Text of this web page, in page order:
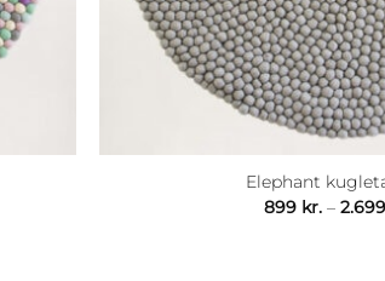
Elephant
899 kr. – 2.699